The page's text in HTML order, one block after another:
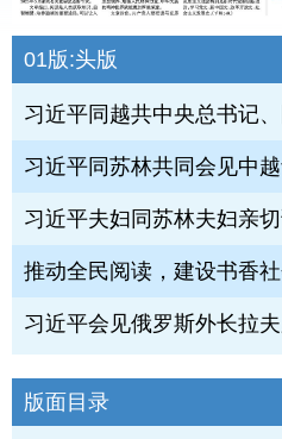
01版:头版
习近平同越共中央总书记
习近平同苏林共同会见中
习近平夫妇同苏林夫妇亲切
推动全民阅读，建设书香
习近平会见俄罗斯外长拉
版面目录